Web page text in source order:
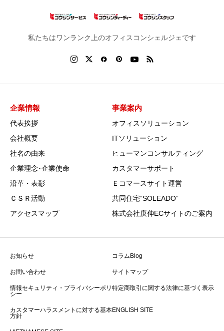
私たちはワンランク上のオフィスコンシェルジェです
企業情報
代表挨拶
会社概要
社名の由来
企業理念･企業使命
沿革・表彰
ＣＳＲ活動
アクセスマップ
事業案内
オフィスソリューション
ITソリューション
ヒューマンコンサルティング
カスタマーサポート
Ｅコマースサイト運営
共同住宅“SOLEADO”
株式会社庚伸ECサイトのご案内
お知らせ コラムBlog
お問い合わせ サイトマップ
情報セキュリティ・プライバシーポリ
シー
特定商取引に関する法律に基づく表示
カスタマーハラスメントに対する基本
方針
ENGLISH SITE